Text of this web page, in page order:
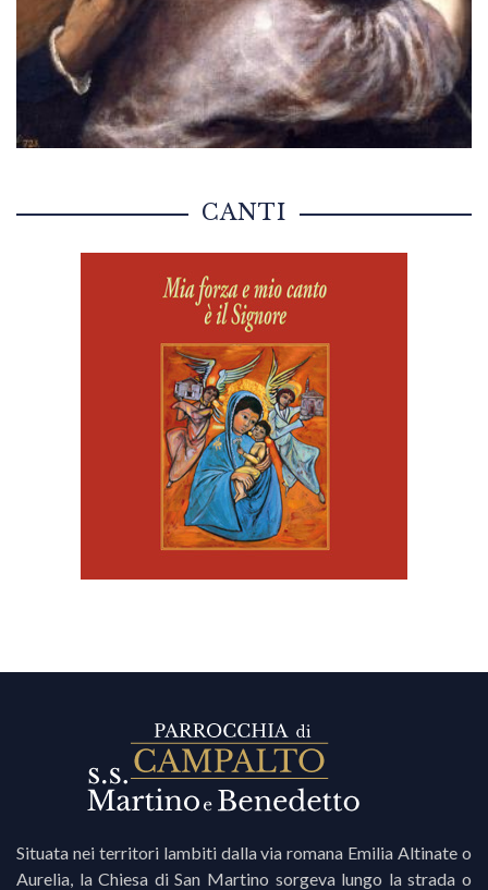
CANTI
Situata nei territori lambiti dalla via romana Emilia Altinate o
Aurelia, la Chiesa di San Martino sorgeva lungo la strada o